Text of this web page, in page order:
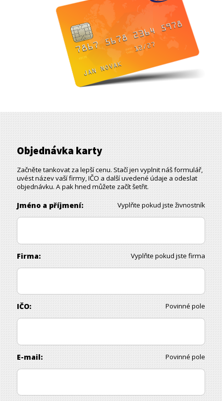
Objednávka karty
Začněte tankovat za lepší cenu. Stačí jen vyplnit náš formulář,
uvést název vaší firmy, IČO a další uvedené údaje a odeslat
objednávku. A pak hned můžete začít šetřit.
Jméno a příjmení: Vyplňte pokud jste živnostník
Firma: Vyplňte pokud jste firma
IČO: Povinné pole
E-mail: Povinné pole